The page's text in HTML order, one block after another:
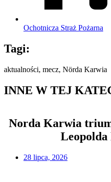
Ochotnicza Straż Pożarna
Tagi:
aktualności, mecz, Nörda Karwia
INNE W TEJ
Norda Karwia
28 lipca, 2026